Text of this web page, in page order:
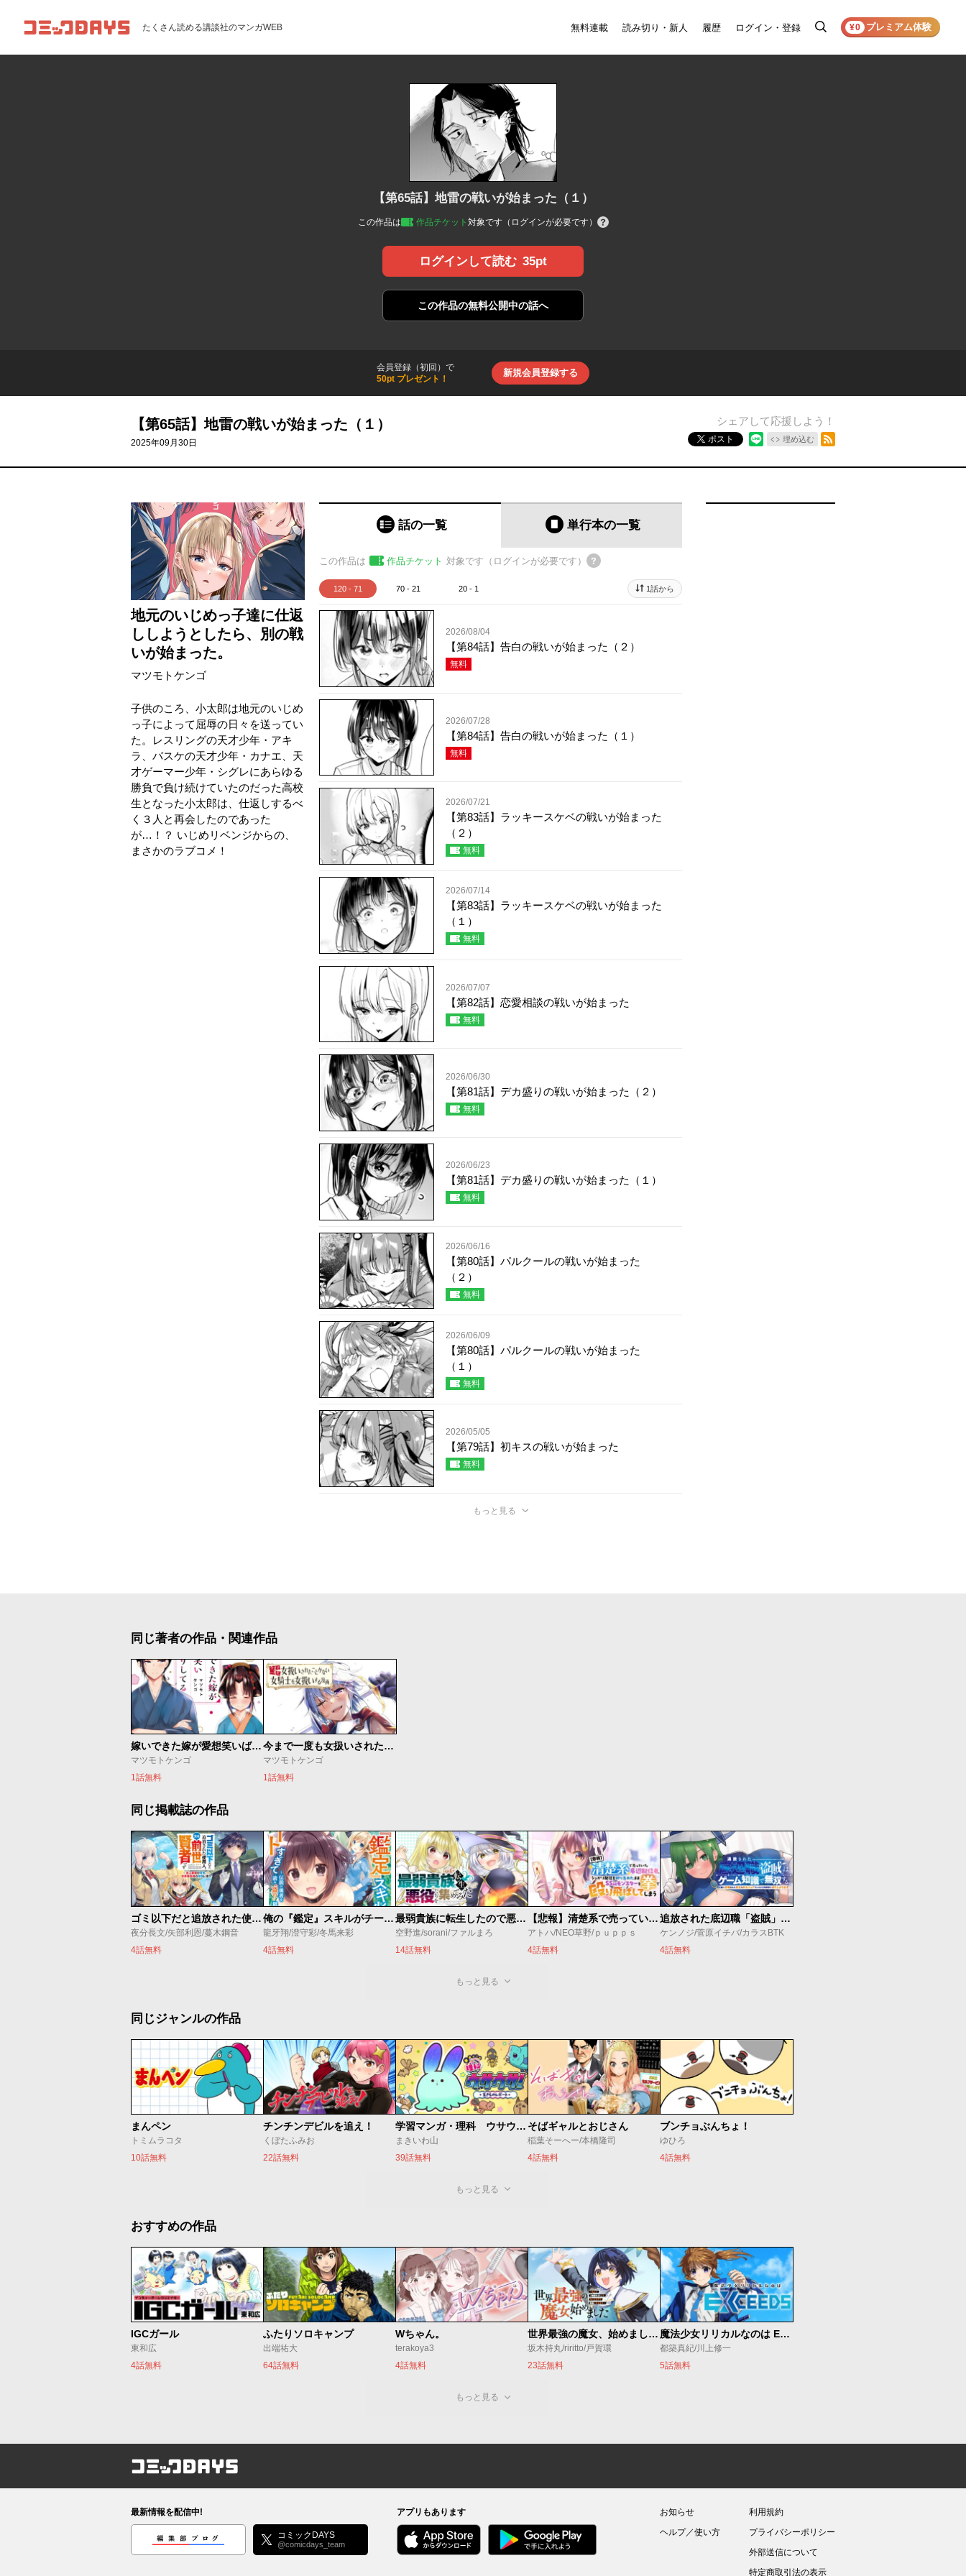
コミックDAYS たくさん読める講談社のマンガWEB 無料連載 読み切り・新人 履歴 ログイン・登録
検
¥0 プレミアム体験
【第65話】地雷の戦いが始まった（１）
この作品は 作品チケット 対象です（ログインが必要です）
ログインして読む 35pt
この作品の無料公開中の話へ
会員登録（初回）で
50pt プレゼント！
新規会員登録する
【第65話】地雷の戦いが始まった（１）
2025年09月30日
シェアして応援しよう！
ポスト 埋め込む
地元のいじめっ子達に仕返
ししようとしたら、別の戦
いが始まった。
マツモトケンゴ
子供のころ、小太郎は地元のいじめ
っ子によって屈辱の日々を送ってい
た。レスリングの天才少年・アキ
ラ、バスケの天才少年・カナエ、天
才ゲーマー少年・シグレにあらゆる
勝負で負け続けていたのだった高校
生となった小太郎は、仕返しするべ
く３人と再会したのであった
が…！？ いじめリベンジからの、
まさかのラブコメ！
話の一覧 単行本の一覧
この作品は 作品チケット 対象です（ログインが必要です）
120 - 71 70 - 21 20 - 1 1話から
2026/08/04
【第84話】告白の戦いが始まった（２）
無料
2026/07/28
【第84話】告白の戦いが始まった（１）
無料
2026/07/21
【第83話】ラッキースケベの戦いが始まった
（２）
無料
2026/07/14
【第83話】ラッキースケベの戦いが始まった
（１）
無料
2026/07/07
【第82話】恋愛相談の戦いが始まった
無料
2026/06/30
【第81話】デカ盛りの戦いが始まった（２）
無料
2026/06/23
【第81話】デカ盛りの戦いが始まった（１）
無料
2026/06/16
【第80話】パルクールの戦いが始まった
（２）
無料
2026/06/09
【第80話】パルクールの戦いが始まった
（１）
無料
2026/05/05
【第79話】初キスの戦いが始まった
無料
もっと見る
同じ著者の作品・関連作品
嫁いできた嫁が愛想笑いばかりしてる
マツモトケンゴ
1話無料
今まで一度も女扱いされたことがない女騎士を女扱いする漫画
マツモトケンゴ
1話無料
同じ掲載誌の作品
ゴミ以下だと追放された使用人、実は前世賢者です ～史上最強の賢者、世界最高峰の学園に通う～
夜分長文/矢部利恩/蔓木鋼音
4話無料
俺の『鑑定』スキルがチートすぎて
龍牙翔/澄守彩/冬馬来彩
4話無料
最弱貴族に転生したので悪役たちを集めてみた
空野進/sorani/ファルまろ
14話無料
【悲報】清楚系で売っていた底辺配信者、うっかり配信を切り忘れたままSS級モンスターを拳で殴り飛ばしてしまう
アトハ/NEO草野/ｐｕｐｐｓ
4話無料
追放された底辺職「盗賊」はゲーム知識で無双する。一緒に召喚された先生も外れジョブだったけど効率的に成り上がります
ケンノジ/菅原イチバ/カラスBTK
4話無料
もっと見る
同じジャンルの作品
まんペン
トミムラコタ
10話無料
チンチンデビルを追え！
くぼたふみお
22話無料
学習マンガ・理科 ウサウサ！
まきいわ山
39話無料
そばギャルとおじさん
稲葉そーへー/本橋隆司
4話無料
ブンチョぶんちょ！
ゆひろ
4話無料
もっと見る
おすすめの作品
IGCガール
東和広
4話無料
ふたりソロキャンプ
出端祐大
64話無料
Wちゃん。
terakoya3
4話無料
世界最強の魔女、始めました ～私だけ『攻略サイト』を見れる世界で自由に生きます～
坂木持丸/riritto/戸賀環
23話無料
魔法少女リリカルなのは EXCEEDS
都築真紀/川上修一
5話無料
もっと見る
コミックDAYS
最新情報を配信中!
編集部ブログ コミックDAYS
@comicdays_team
アプリもあります
お知らせ
ヘルプ／使い方
利用規約
プライバシーポリシー
外部送信について
特定商取引法の表示